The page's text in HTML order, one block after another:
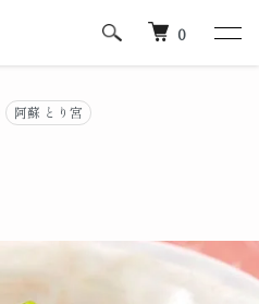
0
阿蘇 とり宮